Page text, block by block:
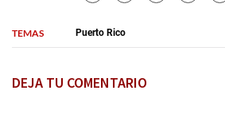
TEMAS Puerto Rico
DEJA TU COMENTARIO